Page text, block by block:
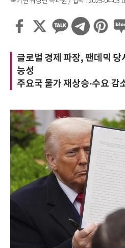
글로벌 경제 파장, 팬데믹
능성
주요국 물가 재상승·수요 감